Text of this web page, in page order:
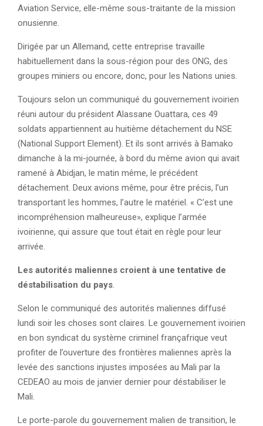
Aviation Service, elle-même sous-traitante de la mission
onusienne.
Dirigée par un Allemand, cette entreprise travaille
habituellement dans la sous-région pour des ONG, des
groupes miniers ou encore, donc, pour les Nations unies.
Toujours selon un communiqué du gouvernement ivoirien
réuni autour du président Alassane Ouattara, ces 49
soldats appartiennent au huitième détachement du NSE
(National Support Element). Et ils sont arrivés à Bamako
dimanche à la mi-journée, à bord du même avion qui avait
ramené à Abidjan, le matin même, le précédent
détachement. Deux avions même, pour être précis, l’un
transportant les hommes, l’autre le matériel. « C’est une
incompréhension malheureuse», explique l’armée
ivoirienne, qui assure que tout était en règle pour leur
arrivée.
Les autorités maliennes croient à une tentative de
déstabilisation du pays.
Selon le communiqué des autorités maliennes diffusé
lundi soir les choses sont claires. Le gouvernement ivoirien
en bon syndicat du système criminel françafrique veut
profiter de l’ouverture des frontières maliennes après la
levée des sanctions injustes imposées au Mali par la
CEDEAO au mois de janvier dernier pour déstabiliser le
Mali.
Le porte-parole du gouvernement malien de transition, le